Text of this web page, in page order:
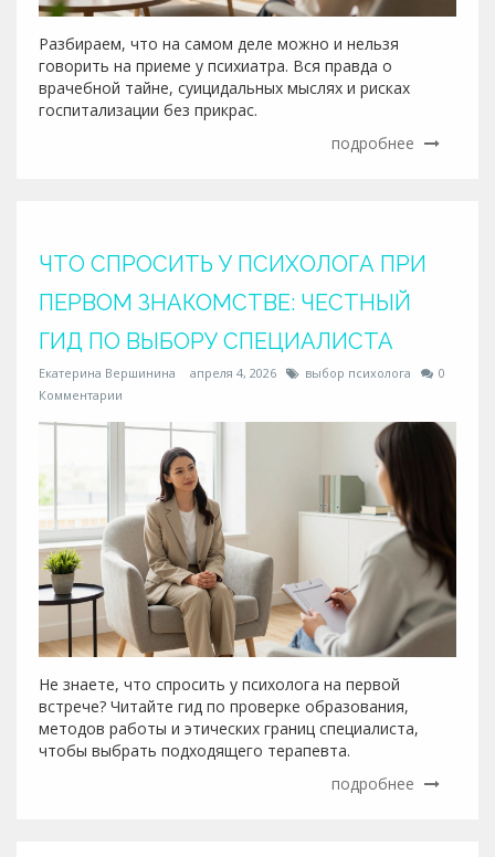
Разбираем, что на самом деле можно и нельзя
говорить на приеме у психиатра. Вся правда о
врачебной тайне, суицидальных мыслях и рисках
госпитализации без прикрас.
подробнее
ЧТО СПРОСИТЬ У ПСИХОЛОГА ПРИ
ПЕРВОМ ЗНАКОМСТВЕ: ЧЕСТНЫЙ
ГИД ПО ВЫБОРУ СПЕЦИАЛИСТА
Екатерина Вершинина апреля 4, 2026 выбор психолога
0
Комментарии
Не знаете, что спросить у психолога на первой
встрече? Читайте гид по проверке образования,
методов работы и этических границ специалиста,
чтобы выбрать подходящего терапевта.
подробнее